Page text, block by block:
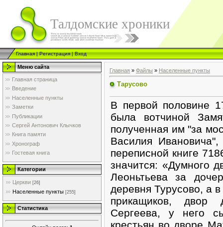
Талдомские хроники
Главная|Регистрация|Вход
Меню сайта
Главная страница
Введение
Населенные пункты
Заметки
Публикации
Сергей Антонович Клычков
Книга памяти
Хронограф
Гостевая книга
Категории
Церкви [26]
Населенные пункты [255]
Статистика
Главная » Файлы » Населенные пункты
Тарусово
В первой половине
была вотчиной
полученная им "за
Василия
переписной книге
значится: «Думного
Леоньтьева за
деревня Турусово, а
прикащиков, двор
Сергеева, у него
крестьян во дворе